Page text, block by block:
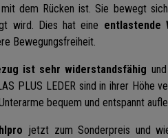
dem Rücken ist. Sie bewegt
wird. Dies hat eine entlastende
Bewegungsfreiheit.
ist sehr widerstandsfähig
PLUS LEDER sind in ihrer Höhe
bequem und entspannt
jetzt zum Sonderpreis und